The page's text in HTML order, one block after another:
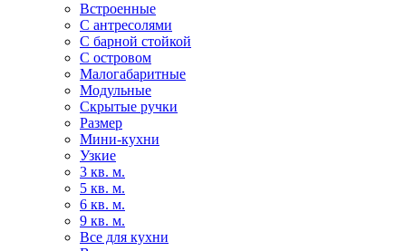
Встроенные
С антресолями
С барной стойкой
С островом
Малогабаритные
Модульные
Скрытые ручки
Размер
Мини-кухни
Узкие
3 кв. м.
5 кв. м.
6 кв. м.
9 кв. м.
Все для кухни